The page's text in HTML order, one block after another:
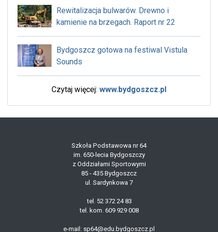
Rewitalizacja bulwarów. Drewno i
kamienie na brzegach. Raport nr 22
Bydgoszcz gotowa na festiwal Vistula
Sounds
Czytaj więcej: www.bydgoszcz.pl
Szkoła Podstawowa nr 64
im. 650-lecia Bydgoszczy
z Oddziałami Sportowymi
85 - 435 Bydgoszcz
ul. Sardynkowa 7
tel. 52 372 24 83
tel. kom. 609 929 008
e-mail: sp64@edu.bydgoszcz.pl